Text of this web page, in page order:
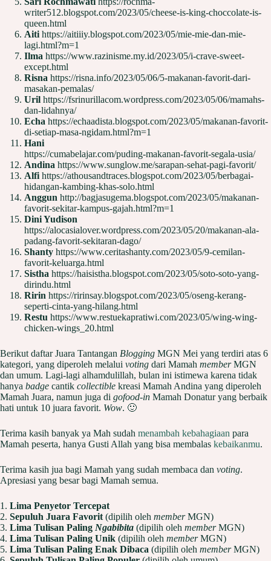
writer512.blogspot.com/2023/05/cheese-is-king-choccolate-is-
queen.html
Aiti https://aitiiiy.blogspot.com/2023/05/mie-mie-dan-mie-
lagi.html?m=1
Ilma https://www.razinisme.my.id/2023/05/i-crave-sweet-
except.html
Risna https://risna.info/2023/05/06/5-makanan-favorit-dari-
masakan-pemalas/
Uril https://fsrinurillacom.wordpress.com/2023/05/06/mamahs-
dan-lidahnya/
Echa https://echaadista.blogspot.com/2023/05/makanan-favorit-
di-setiap-masa-ngidam.html?m=1
Hani
https://cumabelajar.com/puding-makanan-favorit-segala-usia/
Andina https://www.sunglow.me/sarapan-sehat-pagi-favorit/
Alfi https://athousandtraces.blogspot.com/2023/05/berbagai-
hidangan-kambing-khas-solo.html
Anggun http://bagjasugema.blogspot.com/2023/05/makanan-
favorit-sekitar-kampus-gajah.html?m=1
Dini Yudison
https://alocasialover.wordpress.com/2023/05/20/makanan-ala-
padang-favorit-sekitaran-dago/
Shanty https://www.ceritashanty.com/2023/05/9-cemilan-
favorit-keluarga.html
Sistha https://haisistha.blogspot.com/2023/05/soto-soto-yang-
dirindu.html
Ririn https://ririnsay.blogspot.com/2023/05/oseng-kerang-
seperti-cinta-yang-hilang.html
Restu https://www.restuekapratiwi.com/2023/05/wing-wing-
chicken-wings_20.html
Berikut daftar Juara Tantangan Blogging MGN Mei yang terdiri atas 6
kategori, yang diperoleh melalui voting dari Mamah memberMGN
dan umum. Lagi-lagi alhamdulillah, bulan ini istimewa karena tidak
hanya badge cantik collectible kreasi Mamah Andina yang diperoleh
Mamah Juara, namun juga di gofood-in Mamah Donatur yang berbaik
hati untuk 10 juara favorit. Wow. 🙂
Terima kasih banyak ya Mah sudah menambah kebahagiaan para
Mamah peserta, hanya Gusti Allah yang bisa membalas kebaikanmu.
Terima kasih jua bagi Mamah yang sudah membaca dan voting.
Apresiasi yang besar bagi Mamah semua.
1. Lima Penyetor Tercepat
2. Sepuluh Juara Favorit (dipilih oleh memberMGN)
3. Lima Tulisan Paling Ngabibita (dipilih oleh memberMGN)
4. Lima Tulisan Paling Unik (dipilih oleh memberMGN)
5. Lima Tulisan Paling Enak Dibaca (dipilih oleh memberMGN)